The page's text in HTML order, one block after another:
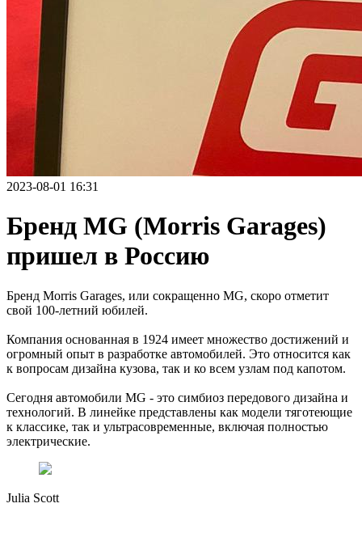
2023-08-01 16:31
Бренд MG (Morris Garages)
пришел в Россию
Бренд Morris Garages, или сокращенно MG, скоро отметит
свой 100-летний юбилей.
Компания основанная в 1924 имеет множество достижений и
огромный опыт в разработке автомобилей. Это относится как
к вопросам дизайна кузова, так и ко всем узлам под капотом.
Сегодня автомобили MG - это симбиоз передового дизайна и
технологий. В линейке представлены как модели тяготеющие
к классике, так и ультрасовременные, включая полностью
электрические.
Julia Scott